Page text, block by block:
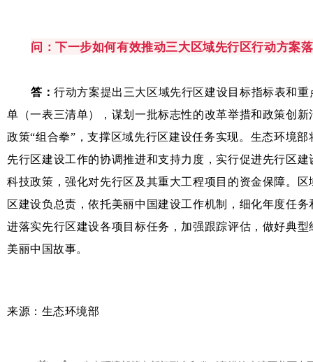
问：下一步如何有效推动三大区域先行区行动方案
答：行动方案提出三大区域先行区建设目标指标表和
单（一表三清单），谋划一批标志性的改革举措和政策创
政策“组合拳”，支撑区域先行区建设任务实现。生态环境
先行区建设工作的协调推进和支持力度，实行促进先行区
科技政策，强化对先行区及其重大工程项目的资金保障。
区建设负总责，依托美丽中国建设工作机制，细化年度任
进落实先行区建设各项目标任务，加强跟踪评估，做好典
美丽中国故事。
来源：生态环境部